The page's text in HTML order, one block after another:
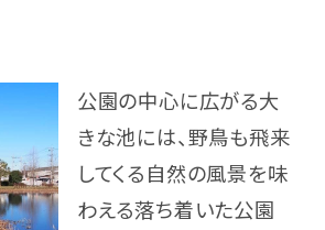
公園の中心に広がる大
きな池には、野鳥も飛来
してくる自然の風景を味
わえる落ち着いた公園